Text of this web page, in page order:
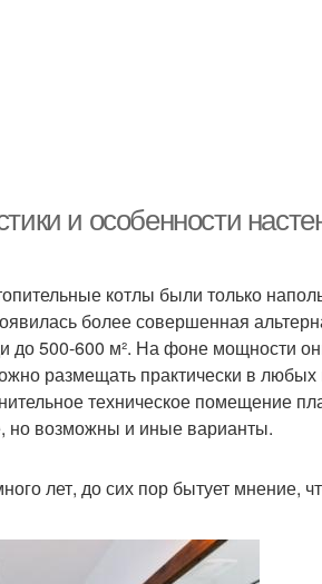
и особенности
котлы были только
более совершенная
до 500-600 м². На фоне мощности
размещать практически в
техническое помещение
но возможны и иные варианты.
лет, до сих пор бытует мнение,